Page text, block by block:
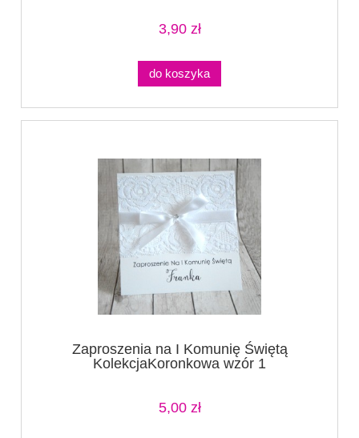
3,90 zł
do koszyka
Zaproszenia na I Komunię Świętą
KolekcjaKoronkowa wzór 1
5,00 zł